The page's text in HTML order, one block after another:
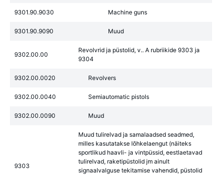
9301.90.9030 Machine guns
9301.90.9090 Muud
9302.00.00
Revolvrid ja püstolid, v.. A rubriikide 9303 ja
9304
9302.00.0020 Revolvers
9302.00.0040 Semiautomatic pistols
9302.00.0090 Muud
9303
Muud tulirelvad ja samalaadsed seadmed,
milles kasutatakse lõhkelaengut (näiteks
sportlikud haavli- ja vintpüssid, eestlaetavad
tulirelvad, raketipüstolid jm ainult
signaalvalguse tekitamise vahendid, püstolid